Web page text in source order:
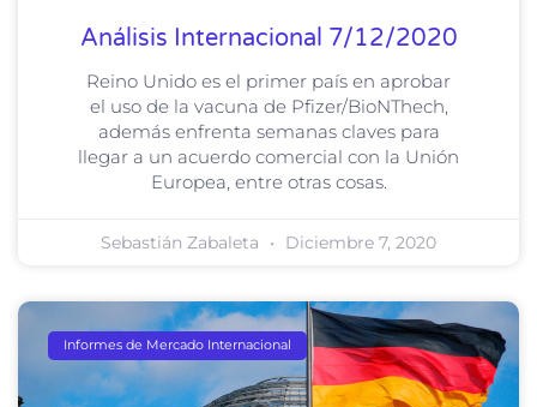
Análisis Internacional 7/12/2020
Reino Unido es el primer país en aprobar
el uso de la vacuna de Pfizer/BioNThech,
además enfrenta semanas claves para
llegar a un acuerdo comercial con la Unión
Europea, entre otras cosas.
Sebastián Zabaleta Diciembre 7, 2020
Informes de Mercado Internacional